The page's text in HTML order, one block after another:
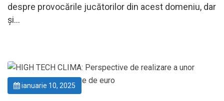
despre provocările jucătorilor din acest domeniu, dar
şi…
ianuarie 10, 2025